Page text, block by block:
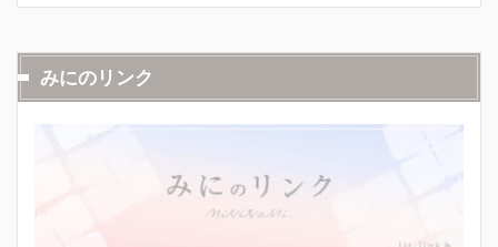
みにのリンク